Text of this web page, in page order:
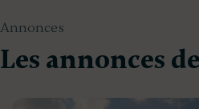
Annonces
Les annonces